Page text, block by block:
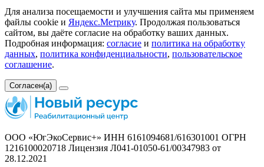
Для анализа посещаемости и улучшения сайта мы применяем
файлы cookie и Яндекс.Метрику. Продолжая пользоваться
сайтом, вы даёте согласие на обработку ваших данных.
Подробная информация: согласие и политика на обработку
данных, политика конфиденциальности, пользовательское
соглашение.
Согласен(а)
ООО «ЮгЭкоСервис+» ИНН 6161094681/616301001 ОГРН
1216100020718 Лицензия Л041-01050-61/00347983 от
28.12.2021